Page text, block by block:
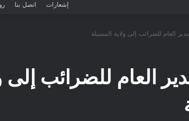
إشعارات اتصل بنا
العام للضرائب إلى ولاية المسيلة
العام للضرائب إلى